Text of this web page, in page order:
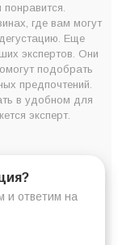
где вам могут
Еще
экспертов. Они
подобрать
предпочтений.
в удобном для
эксперт.
ответим на